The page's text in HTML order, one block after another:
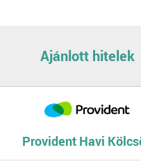
Ajánlott hitelek
Provident Havi